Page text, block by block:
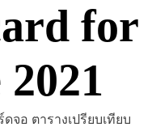
for
ดจอ ตารางเปรียบเทียบ